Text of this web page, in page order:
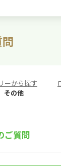
ーから探す
その他
ご質問